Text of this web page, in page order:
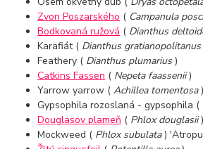
Zvon Poszarského ( Campanula
Bodkovaná ružová ( Dianthus
Karafiát ( Dianthus
Feathery ( Dianthus plumarius)
Catkins Fassen ( Nepeta faassenii)
Yarrow yarrow ( Achillea tomentosa)
Gypsophila rozoslaná - gypsophila (
Douglasov plameň ( Phlox douglasii)
Mockweed ( Phlox subulata)